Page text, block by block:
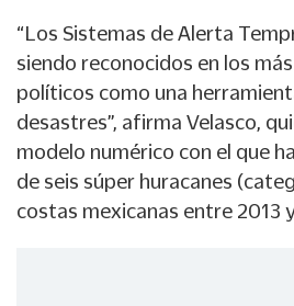
“Los Sistemas de Alerta
siendo reconocidos en los
políticos como una
desastres”, afirma Velasco,
modelo numérico con el que
de seis súper huracanes
costas mexicanas entre 2013